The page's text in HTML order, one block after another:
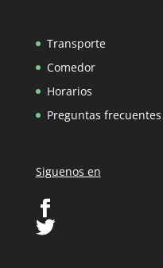
Transporte
Comedor
Horarios
Preguntas frecuentes
Siguenos en